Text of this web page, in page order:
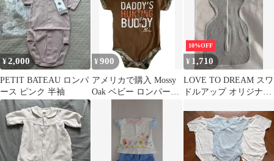
¥2,000
PETIT BATEAU ロンパ
ース ピンク 半袖
¥900
アメリカで購入 Mossy
Oak ベビー ロンパース
10%OFF
¥ 1,710
LOVE TO DREAM スワ
ドルアップ オリジナル